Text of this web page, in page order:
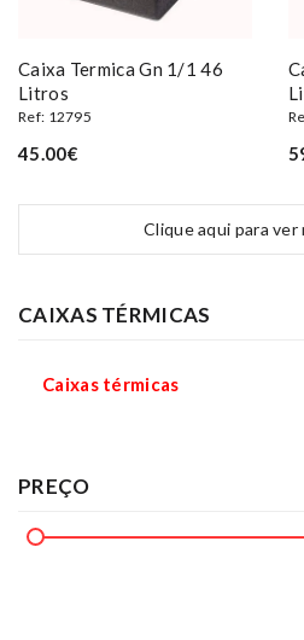
CAIXAS TÉRMICAS
Caixas térmicas
PREÇO
Caixa Termica Gn 1/1 46
Litros
Ref: 12795
45.00€
Clique aqui para ver